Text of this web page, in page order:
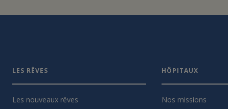
LES RÊVES
Les nouveaux rêves
HÔPITAUX
Nos missions